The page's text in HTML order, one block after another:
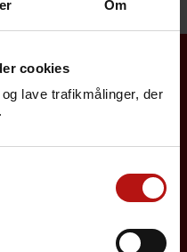
Om
cookies
lave trafikmålinger, der